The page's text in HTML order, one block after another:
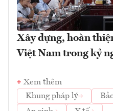
Xây dựng, hoàn
Việt Nam trong kỷ
Xem thêm
Khung pháp lý